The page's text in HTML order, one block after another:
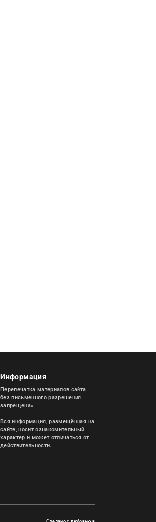
Информация
Перепечатка материалов сайта
без письменного разрешения
запрещена»
Вся информация, размещённая на
сайте, носит ознакомительный
характер и может отличаться от
действительности.